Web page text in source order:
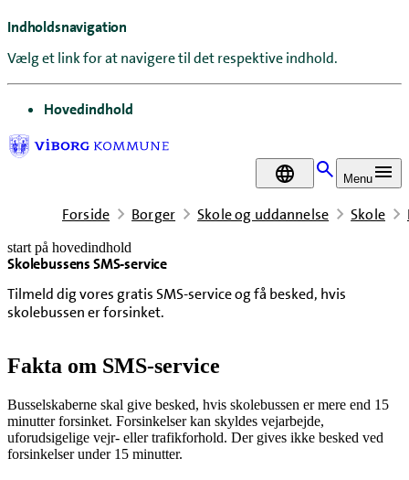
Indholdsnavigation
Vælg et link for at navigere til det respektive indhold.
gå til
Hovedindhold
DA Menu
Forside Borger Skole og uddannelse Skole
start på hovedindhold
Skolebussens SMS-service
Tilmeld dig vores gratis SMS-service og få besked, hvis
skolebussen er forsinket.
senest opdateret 1. juli 2026
Fakta om SMS-service
Busselskaberne skal give besked, hvis skolebussen er mere end 15
minutter forsinket. Forsinkelser kan skyldes vejarbejde,
uforudsigelige vejr- eller trafikforhold. Der gives ikke besked ved
forsinkelser under 15 minutter.